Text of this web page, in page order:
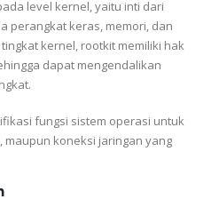
level kernel, yaitu inti dari
perangkat keras, memori, dan
kernel, rootkit memiliki hak
dapat mengendalikan
fungsi sistem operasi untuk
koneksi jaringan yang